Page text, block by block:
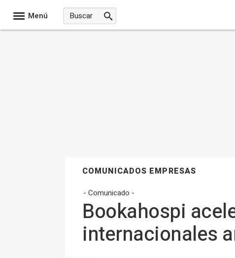
Menú
COMUNICADOS EMPRESAS
- Comunicado -
Bookahospi
internacionales